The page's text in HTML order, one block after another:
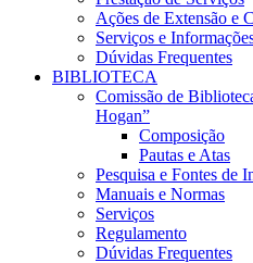
Ações de Extensão e
Serviços e
Dúvidas Frequentes
BIBLIOTECA
Comissão de
Hogan”
Composição
Pautas e Atas
Pesquisa e Fontes de
Manuais e Normas
Serviços
Regulamento
Dúvidas Frequentes